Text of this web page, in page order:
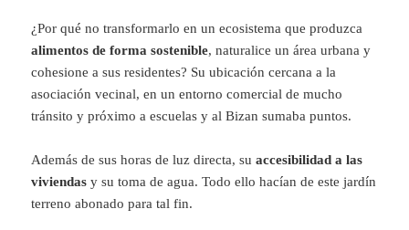
¿Por qué no transformarlo en un ecosistema que produzca
alimentos de forma sostenible, naturalice un área urbana y
cohesione a sus residentes? Su ubicación cercana a la
asociación vecinal, en un entorno comercial de mucho
tránsito y próximo a escuelas y al Bizan sumaba puntos.
Además de sus horas de luz directa, suaccesibilidad a las
viviendas y su toma de agua. Todo ello hacían de este jardín
terreno abonado para tal fin.